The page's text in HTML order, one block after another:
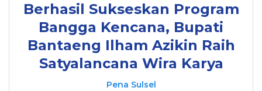
Berhasil Sukseskan Program
Bangga Kencana, Bupati
Bantaeng Ilham Azikin Raih
Satyalancana Wira Karya
Pena Sulsel